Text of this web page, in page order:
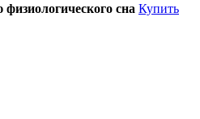
сна Купить